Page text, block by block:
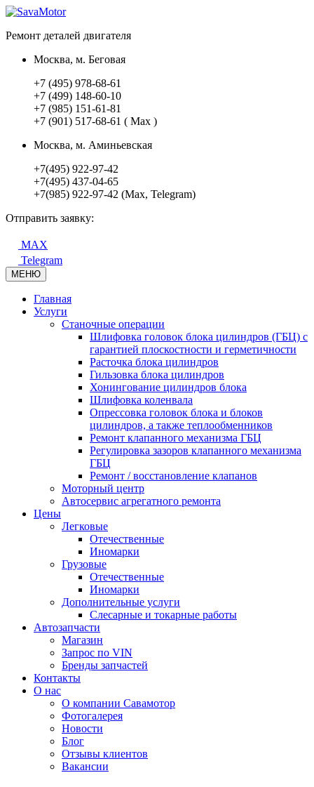
Ремонт деталей двигателя
Москва, м. Беговая
+7 (495) 978-68-61
+7 (499) 148-60-10
+7 (985) 151-61-81
+7 (901) 517-68-61 ( Max )
Москва, м. Аминьевская
+7(495) 922-97-42
+7(495) 437-04-65
+7(985) 922-97-42 (Max, Telegram)
Отправить заявку:
MAX
Telegram
МЕНЮ
Главная
Услуги
Станочные операции
Шлифовка головок блока цилиндров (ГБЦ) с
гарантией плоскостности и герметичности
Расточка блока цилиндров
Гильзовка блока цилиндров
Хонингование цилиндров блока
Шлифовка коленвала
Опрессовка головок блока и блоков
цилиндров, а также теплообменников
Ремонт клапанного механизма ГБЦ
Регулировка зазоров клапанного механизма
ГБЦ
Ремонт / восстановление клапанов
Моторный центр
Автосервис агрегатного ремонта
Цены
Легковые
Отечественные
Иномарки
Грузовые
Отечественные
Иномарки
Дополнительные услуги
Слесарные и токарные работы
Автозапчасти
Магазин
Запрос по VIN
Бренды запчастей
Контакты
О нас
О компании Савамотор
Фотогалерея
Новости
Блог
Отзывы клиентов
Вакансии